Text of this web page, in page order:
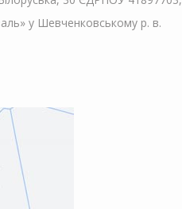
у Шевченковському р. в.